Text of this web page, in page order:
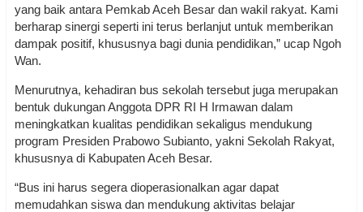
yang baik antara Pemkab Aceh Besar dan wakil rakyat. Kami
berharap sinergi seperti ini terus berlanjut untuk memberikan
dampak positif, khususnya bagi dunia pendidikan,” ucap Ngoh
Wan.
Menurutnya, kehadiran bus sekolah tersebut juga merupakan
bentuk dukungan Anggota DPR RI H Irmawan dalam
meningkatkan kualitas pendidikan sekaligus mendukung
program Presiden Prabowo Subianto, yakni Sekolah Rakyat,
khususnya di Kabupaten Aceh Besar.
“Bus ini harus segera dioperasionalkan agar dapat
memudahkan siswa dan mendukung aktivitas belajar